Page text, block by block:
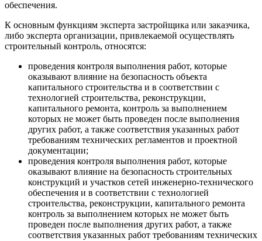
обеспечения.
К основным функциям эксперта застройщика или заказчика,
либо эксперта организации, привлекаемой осуществлять
строительный контроль, относятся:
проведения контроля выполнения работ, которые
оказывают влияние на безопасность объекта
капитального строительства и в соответствии с
технологией строительства, реконструкции,
капитального ремонта, контроль за выполнением
которых не может быть проведен после выполнения
других работ, а также соответствия указанных работ
требованиям технических регламентов и проектной
документации;
проведения контроля выполнения работ, которые
оказывают влияние на безопасность строительных
конструкций и участков сетей инженерно-технического
обеспечения и в соответствии с технологией
строительства, реконструкции, капитального ремонта
контроль за выполнением которых не может быть
проведен после выполнения других работ, а также
соответствия указанных работ требованиям технических